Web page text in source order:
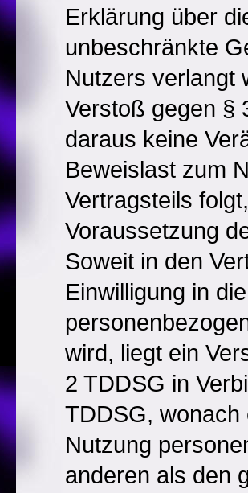
Erklärung über
unbeschränkte
Nutzers verlangt
Verstoß gegen §
daraus keine
Beweislast zum
Vertragsteils
Voraussetzung
Soweit in den
Einwilligung in
wird, liegt ein
2 TDDSG in
TDDSG, wonach
Nutzung
anderen als den